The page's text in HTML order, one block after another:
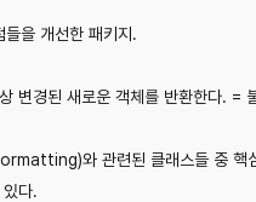
을 개선한 패키지.
변경된 새로운 객체를 반환한다. =
와 관련된 클래스들 중 핵
다.